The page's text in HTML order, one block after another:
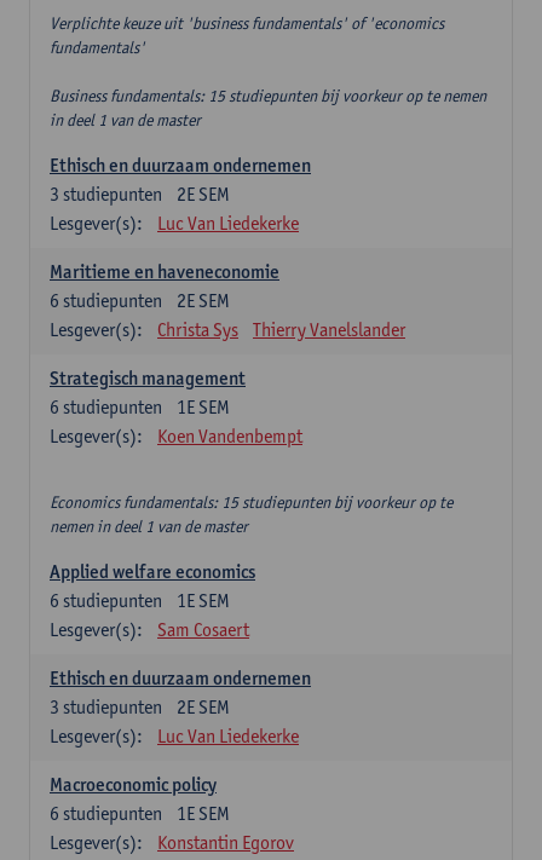
Verplichte keuze uit 'business fundamentals' of 'economics
fundamentals'
Business fundamentals: 15 studiepunten bij voorkeur op te nemen
in deel 1 van de master
Ethisch en duurzaam ondernemen
2E SEM
3 studiepunten
Lesgever(s):
Luc Van Liedekerke
Maritieme en haveneconomie
2E SEM
6 studiepunten
Lesgever(s):
Christa Sys Thierry Vanelslander
Strategisch management
1E SEM
6 studiepunten
Lesgever(s):
Koen Vandenbempt
Economics fundamentals: 15 studiepunten bij voorkeur op te
nemen in deel 1 van de master
Applied welfare economics
1E SEM
6 studiepunten
Lesgever(s):
Sam Cosaert
Ethisch en duurzaam ondernemen
2E SEM
3 studiepunten
Lesgever(s):
Luc Van Liedekerke
Macroeconomic policy
1E SEM
6 studiepunten
Lesgever(s):
Konstantin Egorov